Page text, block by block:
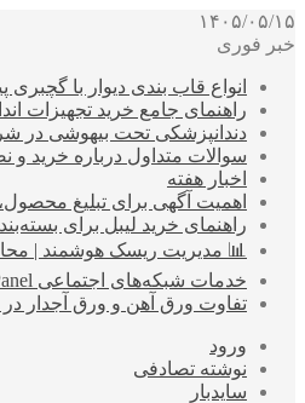
۱۴۰۵/۰۵/۱۵
خبر فوری
انواع قاب بندی دیوار با
راهنمای جامع خرید تجهیزات
دندانپزشکی تحت بیهوشی در
سوالات متداول درباره
اخبار هفته
اهمیت آگهی برای تبلیغ
راهنمای خرید لیبل برای
📊 مدیریت ریسک هوشمند |
خدمات شبکه‌های اجتماعی 7Panel؛ از جذب مخاطب تا افزایش درآمد
تفاوت ورق آهن و ورق آجدار
ورود
نوشته تصادفی
سایدبار